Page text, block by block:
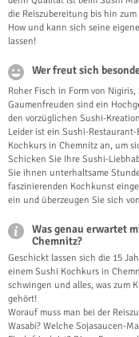
die Reiszubereitung bis hin
How und kann sich seine
lassen!
Wer freut sich
Roher Fisch in Form von
Gaumenfreuden sind ein
den vorzüglichen Sushi-
Leider ist ein Sushi-
Kochkurs in Chemnitz an, um
Schicken Sie Ihre Sushi-
Sie ihnen unterhaltsame
faszinierenden Kochkunst
ein und überzeugen Sie sich
Was genau erwartet
Chemnitz?
Geschickt lassen sich die 15
einem Sushi Kochkurs in
schwingen und alles, was zum
gehört!
Worauf muss man bei der
Wasabi? Welche Sojasaucen-